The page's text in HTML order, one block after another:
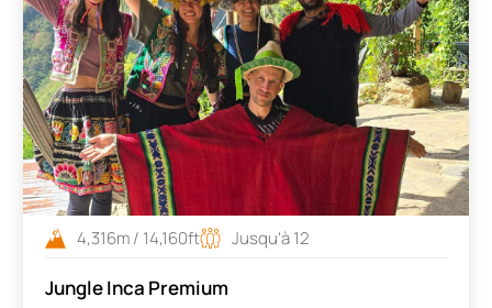
4,316m / 14,160ft Jusqu’à 12
Jungle Inca Premium